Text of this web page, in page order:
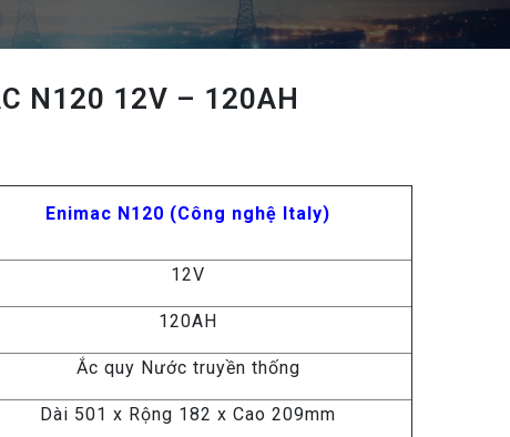
N120 12V – 120AH
Enimac N120 (Công nghệ Italy)
12V
120AH
Ắc quy Nước truyền thống
Dài 501 x Rộng 182 x Cao 209mm